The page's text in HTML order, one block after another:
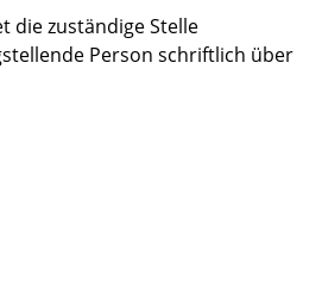
die zuständige Stelle
Person schriftlich über